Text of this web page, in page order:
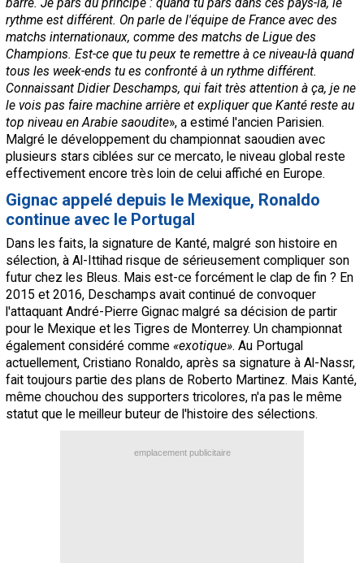
barré. Je pars du principe : quand tu pars dans ces pays-là, le
rythme est différent. On parle de l'équipe de France avec des
matchs internationaux, comme des matchs de Ligue des
Champions. Est-ce que tu peux te remettre à ce niveau-là quand
tous les week-ends tu es confronté à un rythme différent.
Connaissant Didier Deschamps, qui fait très attention à ça, je ne
le vois pas faire machine arrière et expliquer que Kanté reste au
top niveau en Arabie saoudite», a estimé l'ancien Parisien.
Malgré le développement du championnat saoudien avec
plusieurs stars ciblées sur ce mercato, le niveau global reste
effectivement encore très loin de celui affiché en Europe.
Gignac appelé depuis le Mexique, Ronaldo
continue avec le Portugal
Dans les faits, la signature de Kanté, malgré son histoire en
sélection, à Al-Ittihad risque de sérieusement compliquer son
futur chez les Bleus. Mais est-ce forcément le clap de fin ? En
2015 et 2016, Deschamps avait continué de convoquer
l'attaquant André-Pierre Gignac malgré sa décision de partir
pour le Mexique et les Tigres de Monterrey. Un championnat
également considéré comme «exotique». Au Portugal
actuellement, Cristiano Ronaldo, après sa signature à Al-Nassr,
fait toujours partie des plans de Roberto Martinez. Mais Kanté,
même chouchou des supporters tricolores, n'a pas le même
statut que le meilleur buteur de l'histoire des sélections.
emplacement publicitaire